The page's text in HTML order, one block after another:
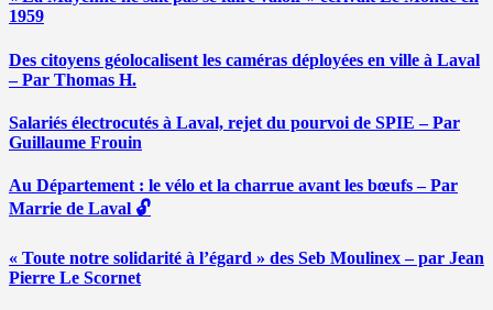
1959
Des citoyens géolocalisent les caméras déployées en ville à Laval
– Par Thomas H.
Salariés électrocutés à Laval, rejet du pourvoi de SPIE – Par
Guillaume Frouin
Au Département : le vélo et la charrue avant les bœufs – Par
Marrie de Laval 🔓
« Toute notre solidarité à l’égard » des Seb Moulinex – par Jean
Pierre Le Scornet